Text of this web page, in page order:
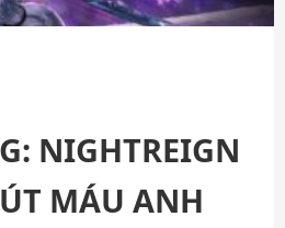
NIGHTREIGN
MÁU ANH